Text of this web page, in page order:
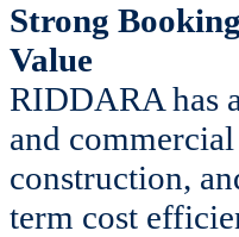
Strong
Value
RIDDARA has
and commercial
construction,
term cost